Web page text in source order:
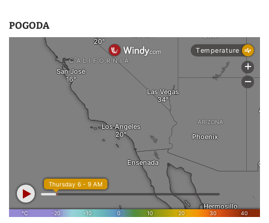
POGODA